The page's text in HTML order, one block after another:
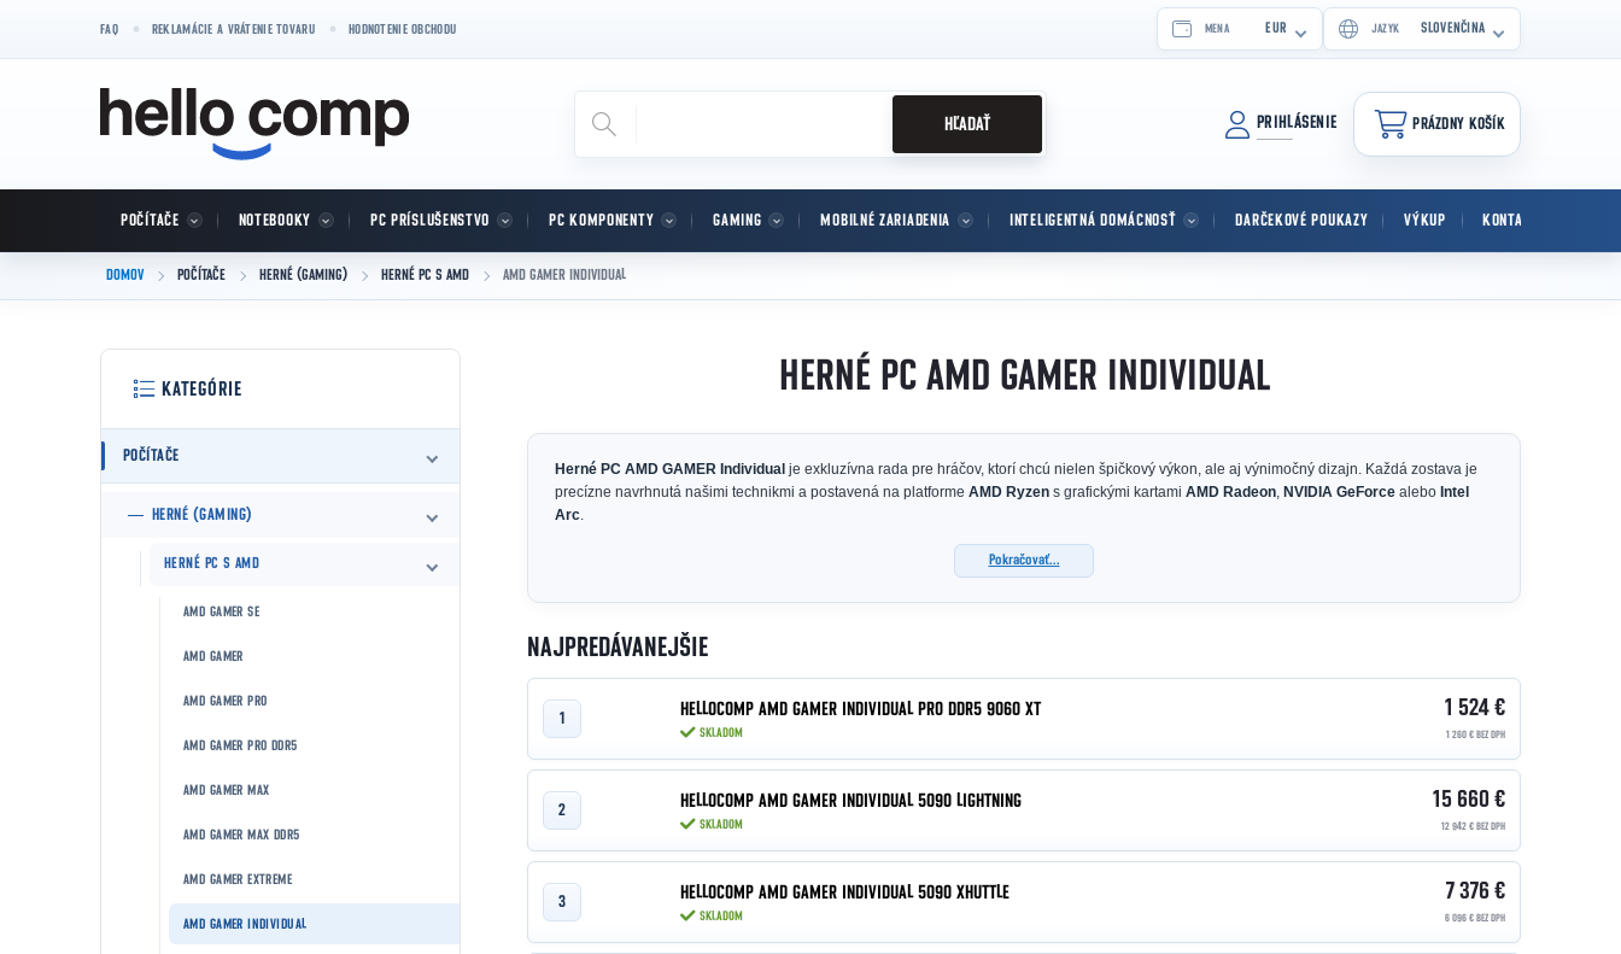
FAQ REKLAMÁCIE A VRÁTENIE TOVARU HODNOTENIE OBCHODU MENA EUR JAZYK SLOVENČINA
HĽADAŤ PRIHLÁSENIE
NÁKUPNÝ KOŠÍK
PRÁZDNY KOŠÍK
POČÍTAČE NOTEBOOKY PC PRÍSLUŠENSTVO PC KOMPONENTY GAMING MOBILNÉ ZARIADENIA INTELIGENTNÁ DOMÁCNOSŤ DARČEKOVÉ POUKAZY VÝKUP KONTAKT
DOMOV POČÍTAČE HERNÉ (GAMING) HERNÉ PC S AMD AMD GAMER INDIVIDUAL
Bočný panel
KATEGÓRIE
POČÍTAČE
HERNÉ (GAMING)
HERNÉ PC S AMD
AMD GAMER SE
AMD GAMER
AMD GAMER PRO
AMD GAMER PRO DDR5
AMD GAMER MAX
AMD GAMER MAX DDR5
AMD GAMER EXTREME
AMD GAMER INDIVIDUAL
HERNÉ PC AMD GAMER INDIVIDUAL
Herné PC AMD GAMER Individual je exkluzívna rada pre hráčov, ktorí chcú nielen špičkový výkon, ale aj výnimočný dizajn. Každá zostava je
precízne navrhnutá našimi technikmi a postavená na platforme AMD Ryzen s grafickými kartami AMD Radeon, NVIDIA GeForce alebo Intel
Arc.
Pokračovať...
NAJPREDÁVANEJŠIE
HELLOCOMP AMD GAMER INDIVIDUAL PRO DDR5 9060 XT
SKLADOM
1 524 €
1 260 € BEZ DPH
HELLOCOMP AMD GAMER INDIVIDUAL 5090 LIGHTNING
SKLADOM
15 660 €
12 942 € BEZ DPH
HELLOCOMP AMD GAMER INDIVIDUAL 5090 XHUTTLE
SKLADOM
7 376 €
6 096 € BEZ DPH